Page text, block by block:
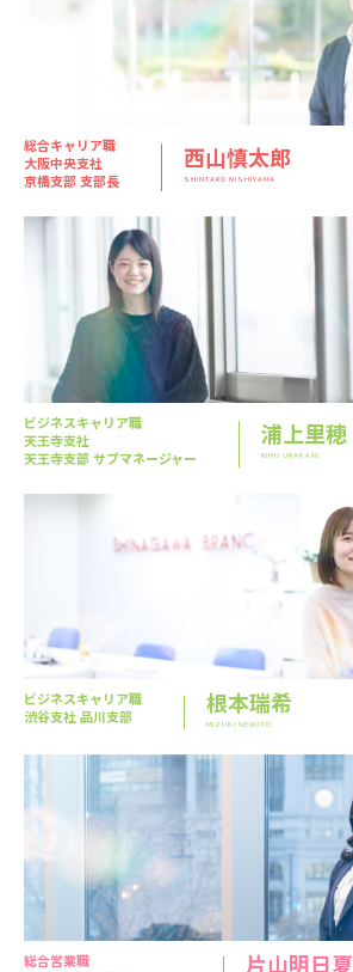
総合キャリア職
大阪中央支社
京橋支部 支部長
西山慎太郎
SHINTARO NISHIYAMA
ビジネスキャリア職
天王寺支社
天王寺支部 サブマネージャー
浦上里穂
RIHO URAKAMI
ビジネスキャリア職
渋谷支社 品川支部
根本瑞希
MIZUKI NEMOTO
総合営業職
片山明日夏